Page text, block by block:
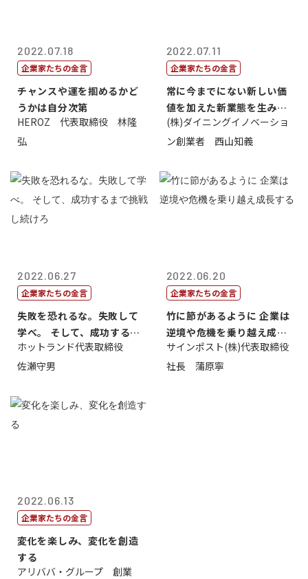
2022.07.18
企業家たちの金言
チャンスや運を掴めるかど
うかは自分次第
HEROZ 代表取締役 林隆
弘
2022.07.11
企業家たちの金言
常に今までにない新しい価
値を加えた新業態を生み出
すこと
(株)ダイニングイノベーショ
ン創業者 西山知義
2022.06.27
企業家たちの金言
失敗を恐れるな。失敗して
学べ。 そして、成功するま
で挑戦し続...
ホットランド代表取締役
佐瀬守男
2022.06.20
企業家たちの金言
竹に節があるように 企業は
逆境や危機を乗り越え成長
する
サインポスト(株)代表取締役
社長 蒲原寧
2022.06.13
企業家たちの金言
変化を楽しみ、変化を創造
する
アリババ・グループ 創業